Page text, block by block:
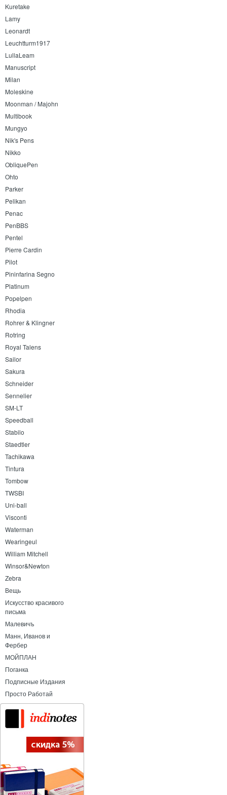
Kuretake
Lamy
Leonardt
Leuchtturm1917
LullaLeam
Manuscript
Milan
Moleskine
Moonman / Majohn
Multibook
Mungyo
Nik's Pens
Nikko
ObliquePen
Ohto
Parker
Pelikan
Penac
PenBBS
Pentel
Pierre Cardin
Pilot
Pininfarina Segno
Platinum
Popelpen
Rhodia
Rohrer & Klingner
Rotring
Royal Talens
Sailor
Sakura
Schneider
Sennelier
SM-LT
Speedball
Stabilo
Staedtler
Tachikawa
Tintura
Tombow
TWSBI
Uni-ball
Visconti
Waterman
Wearingeul
William Mitchell
Winsor&Newton
Zebra
Вещь
Искусство красивого
письма
Малевичъ
Манн, Иванов и
Фербер
МОЙПЛАН
Поганка
Подписные Издания
Просто Работай